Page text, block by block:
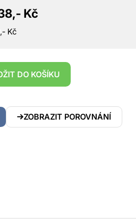
Kč
Kč
DO KOŠÍKU
ZOBRAZIT POROVNÁNÍ